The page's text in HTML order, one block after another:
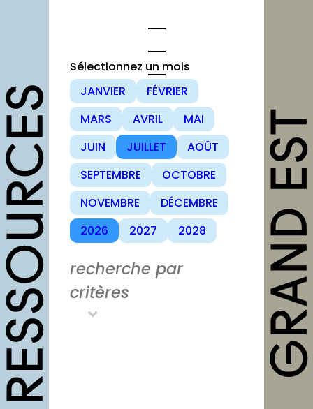
opportunités
Appels à candidature
Offres d’emploi et
stage
Formations
Soutiens
Mutualisation
Sélectionnez un mois
JANVIER
FÉVRIER
MARS
AVRIL
MAI
JUIN
JUILLET
AOÛT
SEPTEMBRE
OCTOBRE
NOVEMBRE
DÉCEMBRE
2026
2027 2028
recherche par
critères